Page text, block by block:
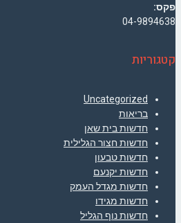
פקס:
04-9894638
קטגוריות
Uncategorized
בריאות
חדשות בית שאן
חדשות חצור הגלילית
חדשות טבעון
חדשות יקנעם
חדשות מגדל העמק
חדשות מגידו
חדשות נוף הגליל